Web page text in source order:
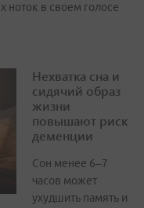
ноток в своем голосе
Нехватка сна и
сидячий образ
жизни
повышают риск
деменции
Сон менее 6–7
часов может
ухудшить память и